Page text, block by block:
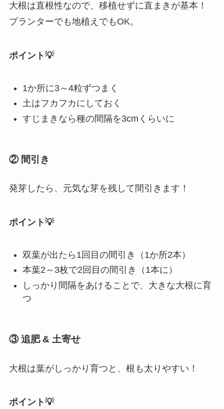
大根は直根性なので、移植せずに直まきが基本！
プランターでも地植えでもOK。
ポイント💡
1か所に3～4粒ずつまく
土はフカフカにしておく
すじまきなら種の間隔を3cmくらいに
② 間引き
発芽したら、元気な芽を残して間引きます！
ポイント💡
双葉が出たら1回目の間引き（1か所2本）
本葉2～3枚で2回目の間引き（1本に）
しっかり間隔をあけることで、大きな大根に育
つ
③ 追肥 & 土寄せ
大根は葉がしっかり育つと、根も太りやすい！
ポイント💡